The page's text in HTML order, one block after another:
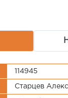
114945
Старцев